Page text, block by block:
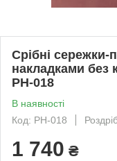
Срібні сережки-
накладками без
РН-018
В наявності
Код: РН-018
1 740 ₴